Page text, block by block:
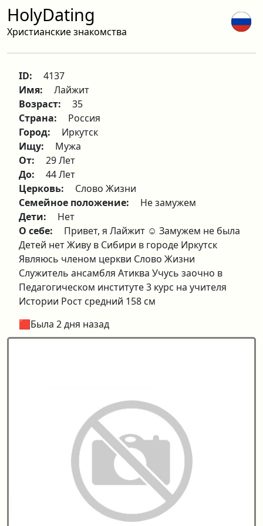
HolyDating
Христианские знакомства
ID:
4137
Имя:
Лайжит
Возраст:
35
Страна:
Россия
Город:
Иркутск
Ищу:
Мужа
От:
29 Лет
До:
44 Лет
Церковь:
Слово Жизни
Семейное положение:
Не замужем
Дети:
Нет
О себе:
Привет, я Лайжит ☺️ Замужем не была
Детей нет Живу в Сибири в городе Иркутск
Являюсь членом церкви Слово Жизни
Служитель ансамбля Атиква Учусь заочно в
Педагогическом институте 3 курс на учителя
Истории Рост средний 158 см
🟥Была 2 дня назад